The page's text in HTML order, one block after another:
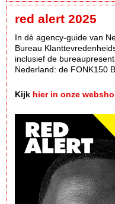
red alert 2025
In dè agency-guide van
Bureau
inclusief de
Nederland: de FONK150
Kijk hier in onze